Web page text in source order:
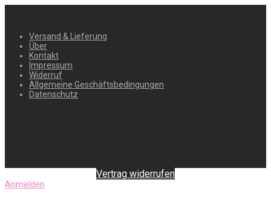
Versand & Lieferung
Über
Kontakt
Impressum
Widerruf
Allgemeine Geschäftsbedingungen
Datenschutz
Vertrag widerrufen
Anmelden